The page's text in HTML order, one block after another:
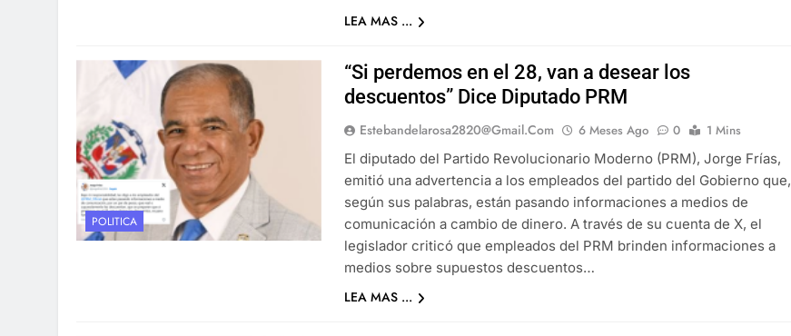
LEA MAS ...
POLITICA
“Si perdemos en el 28, van a desear los
descuentos” Dice Diputado PRM
Estebandelarosa2820@gmail.com 6 Meses Ago 0
1 Mins
El diputado del Partido Revolucionario Moderno (PRM), Jorge Frías,
emitió una advertencia a los empleados del partido del Gobierno que,
según sus palabras, están pasando informaciones a medios de
comunicación a cambio de dinero. A través de su cuenta de X, el
legislador criticó que empleados del PRM brinden informaciones a
medios sobre supuestos descuentos…
LEA MAS ...